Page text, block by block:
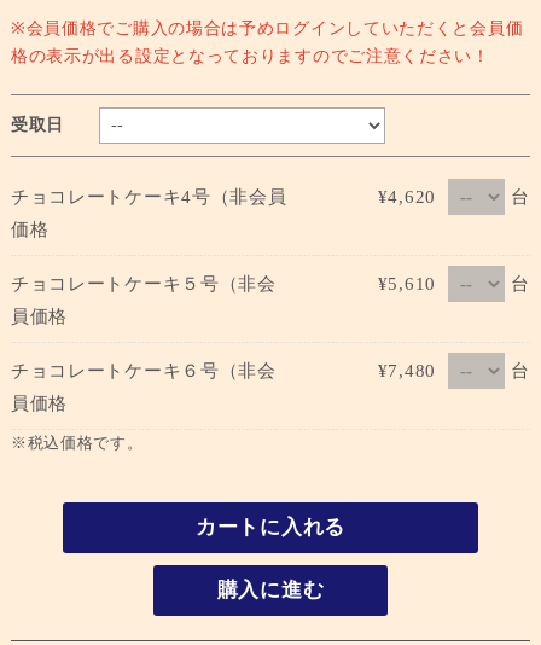
※会員価格でご購入の場合は予めログインしていただくと会員価
格の表示が出る設定となっておりますのでご注意ください！
受取日
チョコレートケーキ4号（非会員
価格
¥4,620 台
チョコレートケーキ５号（非会
員価格
¥5,610 台
チョコレートケーキ６号（非会
員価格
¥7,480 台
※税込価格です。
カートに入れる
購入に進む